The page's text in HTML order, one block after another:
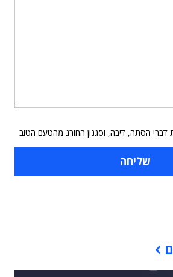
דברי הסתה, דיבה, וסגנון החורג מהטעם הטוב